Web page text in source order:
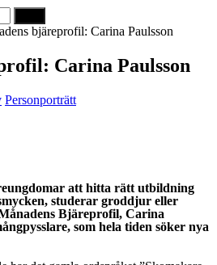
bjäreprofil: Carina Paulsson
Carina Paulsson
Personporträtt
att hitta rätt utbildning
studerar groddjur eller
Bjäreprofil, Carina
som hela tiden söker nya